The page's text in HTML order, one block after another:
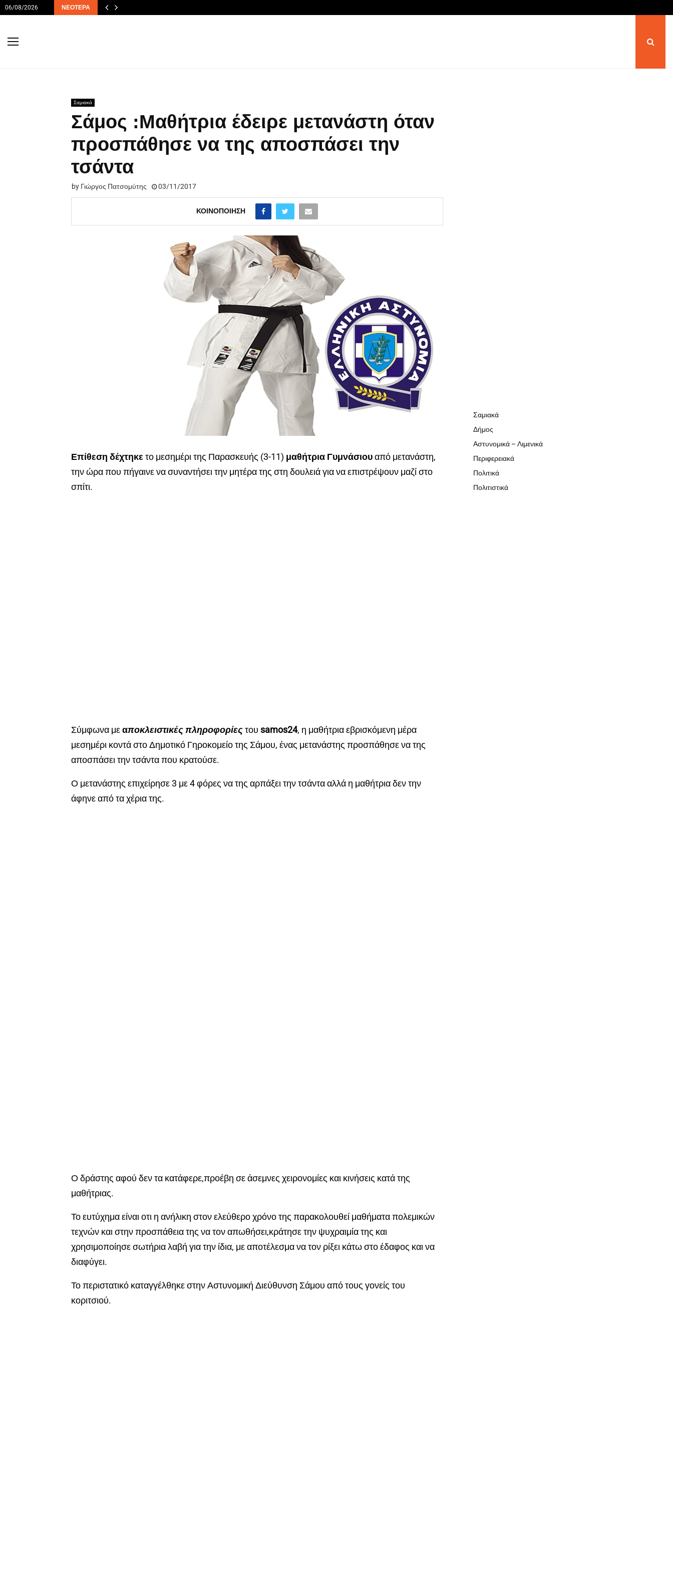
06/08/2026 ΝΕΌΤΕΡΑ
Σαμιακά
Σάμος :Μαθήτρια έδειρε μετανάστη όταν
προσπάθησε να της αποσπάσει την
τσάντα
by Γιώργος Πατσομύτης 03/11/2017
ΚΟΙΝΟΠΟΊΗΣΗ
Επίθεση δέχτηκε το μεσημέρι της Παρασκευής (3-11) μαθήτρια Γυμνάσιουαπό μετανάστη,
την ώρα που πήγαινε να συναντήσει την μητέρα της στη δουλειά για να επιστρέψουν μαζί στο
σπίτι.
Σύμφωνα μεαποκλειστικές πληροφορίεςτου samos24, η μαθήτρια εβρισκόμενη μέρα
μεσημέρι κοντά στο Δημοτικό Γηροκομείο της Σάμου, ένας μετανάστης προσπάθησε να της
αποσπάσει την τσάντα που κρατούσε.
Ο μετανάστης επιχείρησε 3 με 4 φόρες να της αρπάξει την τσάντα αλλά η μαθήτρια δεν την
άφηνε από τα χέρια της.
Ο δράστης αφού δεν τα κατάφερε,προέβη σε άσεμνες χειρονομίες και κινήσεις κατά της
μαθήτριας.
Το ευτύχημα είναι οτι η ανήλικη στον ελεύθερο χρόνο της παρακολουθεί μαθήματα πολεμικών
τεχνών και στην προσπάθεια της να τον απωθήσει,κράτησε την ψυχραιμία της και
χρησιμοποίησε σωτήρια λαβή για την ίδια, με αποτέλεσμα να τον ρίξει κάτω στο έδαφος και να
διαφύγει.
Το περιστατικό καταγγέλθηκε στην Αστυνομική Διεύθυνση Σάμου από τους γονείς του
κοριτσιού.
Σαμιακά
Δήμος
Αστυνομικά – Λιμενικά
Περιφερειακά
Πολιτικά
Πολιτιστικά